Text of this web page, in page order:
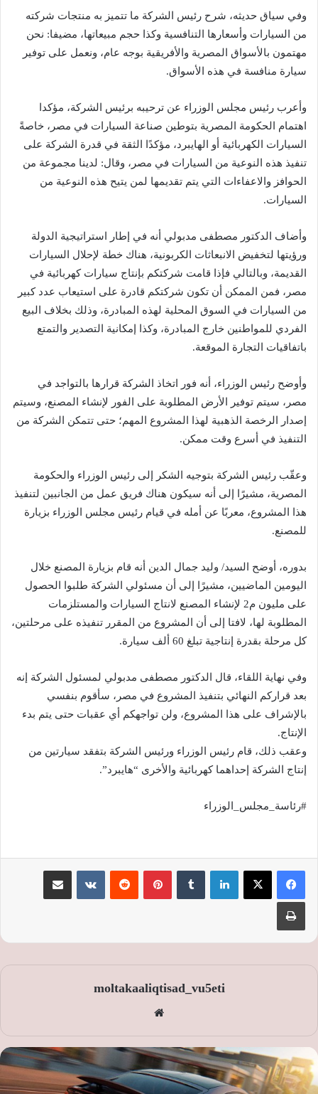
وفي سياق حديثه، شرح رئيس الشركة ما تتميز به منتجات شركته
من السيارات وأسعارها التنافسية وكذا حجم مبيعاتها، مضيفا: نحن
مهتمون بالأسواق المصرية والأفريقية بوجه عام، ونعمل على توفير
سيارة منافسة في هذه الأسواق.
وأعرب رئيس مجلس الوزراء عن ترحيبه برئيس الشركة، مؤكدا
اهتمام الحكومة المصرية بتوطين صناعة السيارات في مصر، خاصةً
السيارات الكهربائية أو الهايبرد، مؤكدًا الثقة في قدرة الشركة على
تنفيذ هذه النوعية من السيارات في مصر، وقال: لدينا مجموعة من
الحوافز والاعفاءات التي يتم تقديمها لمن يتيح هذه النوعية من
السيارات.
وأضاف الدكتور مصطفى مدبولي أنه في إطار استراتيجية الدولة
ورؤيتها لتخفيض الانبعاثات الكربونية، هناك خطة لإحلال السيارات
القديمة، وبالتالي فإذا قامت شركتكم بإنتاج سيارات كهربائية في
مصر، فمن الممكن أن تكون شركتكم قادرة على استيعاب عدد كبير
من السيارات في السوق المحلية لهذه المبادرة، وذلك بخلاف البيع
الفردي للمواطنين خارج المبادرة، وكذا إمكانية التصدير والتمتع
باتفاقيات التجارة الموقعة.
وأوضح رئيس الوزراء، أنه فور اتخاذ الشركة قرارها بالتواجد في
مصر، سيتم توفير الأرض المطلوبة على الفور لإنشاء المصنع، وسيتم
إصدار الرخصة الذهبية لهذا المشروع المهم؛ حتى تتمكن الشركة من
التنفيذ في أسرع وقت ممكن.
وعقّب رئيس الشركة بتوجيه الشكر إلى رئيس الوزراء والحكومة
المصرية، مشيرًا إلى أنه سيكون هناك فريق عمل من الجانبين لتنفيذ
هذا المشروع، معربًا عن أمله في قيام رئيس مجلس الوزراء بزيارة
للمصنع.
بدوره، أوضح السيد/ وليد جمال الدين أنه قام بزيارة المصنع خلال
اليومين الماضيين، مشيرًا إلى أن مسئولي الشركة طلبوا الحصول
على مليون م2 لإنشاء المصنع لانتاج السيارات والمستلزمات
المطلوبة لها، لافتا إلى أن المشروع من المقرر تنفيذه على مرحلتين،
كل مرحلة بقدرة إنتاجية تبلغ 60 ألف سيارة.
وفي نهاية اللقاء، قال الدكتور مصطفى مدبولي لمسئول الشركة إنه
بعد قراركم النهائي بتنفيذ المشروع في مصر، سأقوم بنفسي
بالإشراف على هذا المشروع، ولن تواجهكم أي عقبات حتى يتم بدء
الإنتاج.
وعقب ذلك، قام رئيس الوزراء ورئيس الشركة بتفقد سيارتين من
إنتاج الشركة إحداهما كهربائية والأخرى “هايبرد”.
#رئاسة_مجلس_الوزراء
لينكدإن بينتيريست
moltakaaliqtisad_vu5eti
الوي